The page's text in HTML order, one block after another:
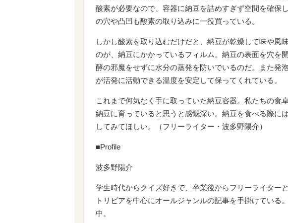
酸素が必要なので、容器に納豆を詰めすぎず空間を確保
の穴や凸凹も酸素の取り込みに一役買っている。
しかし酸素を取り込むだけだと、納豆が乾燥して味や風
のが、納豆にかかっているフィルム。納豆の表面を穴を
酵の邪魔をせずに水分の蒸発を防いでいるのだ。また発
が活発に活動できる温度を安定して保ってくれている。
これまで何気なく手に取っていた納豆容器。私たちの食
納豆に育っていると思うと感慨深い。納豆を食べる際に
してみてほしい。（フリーライター・波多野陽介）
■Profile
波多野陽介
学生時代からクイズ好きで、卒業後からフリーライター
トリビアを中心にオールジャンルの記事を手掛けている
中。